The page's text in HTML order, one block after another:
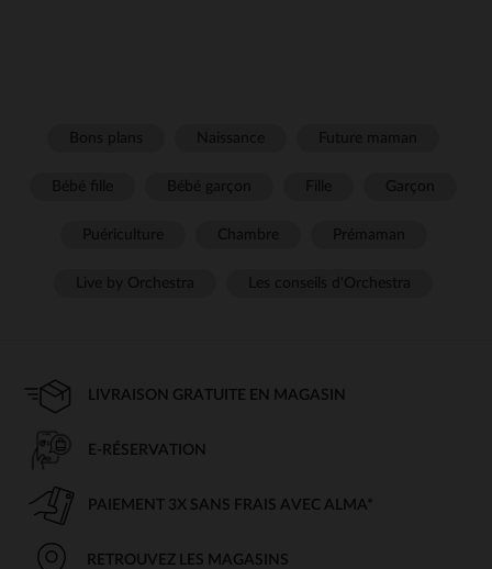
LIVRAISON GRATUITE EN MAGASIN
E-RÉSERVATION
PAIEMENT 3X SANS FRAIS AVEC ALMA*
RETROUVEZ LES MAGASINS